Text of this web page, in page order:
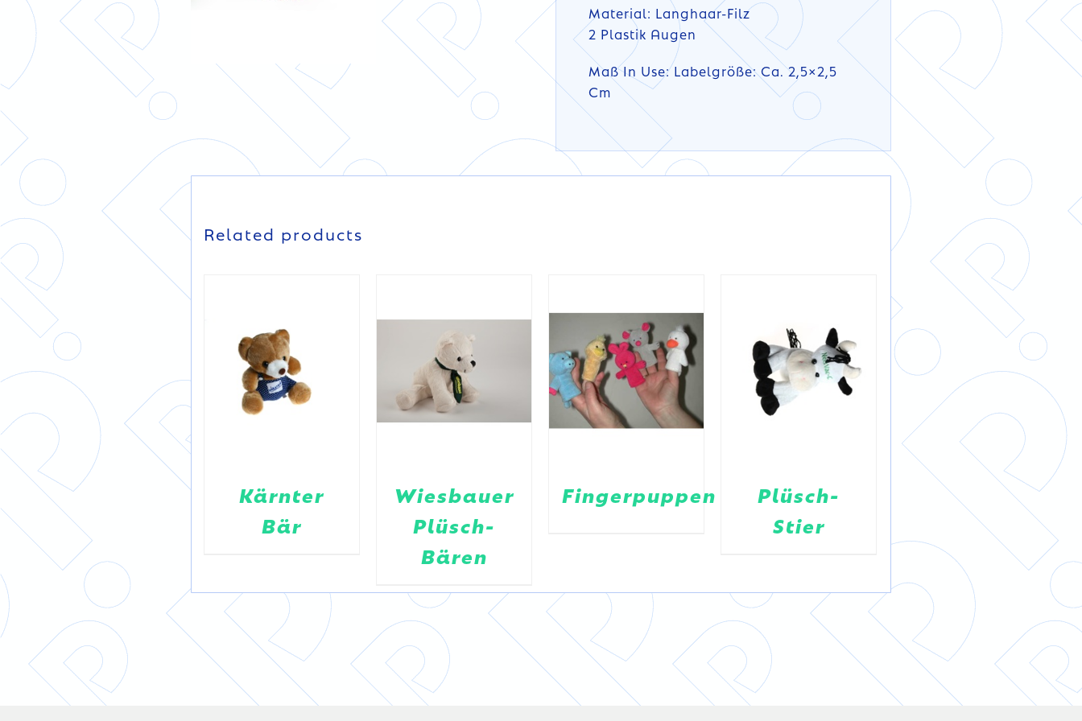
Material: Langhaar-Filz
2 Plastik Augen
Maß In Use: Labelgröße: Ca. 2,5×2,5
Cm
Related products
DETAILS
Plüsch-
Stier
Kärnter
Bär
Wiesbauer
Plüsch-
Bären
Fingerpuppen
Plüsch-
Stier
DETAILS
Kärnter
Bär